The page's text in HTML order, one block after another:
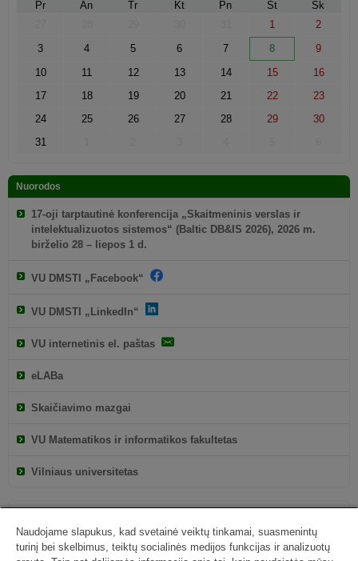
Pr
An Tr Kt Pn Št
Sk
1
2
3
4 5 6 7 8
9
10
11 12 13 14 15
16
17
18 19 20 21 22
23
24
25 26 27 28 29
30
31
Nuorodos
17-oji tarptautinė konferencija „Skaitmeninis verslas ir
intelektualizuotos sistemos“ (Baltic DB&IS 2026), 2026 m.
birželio 28 – liepos 1 d.
VU DMSTI „Facebook“
VU DMSTI „LinkedIn“
VU internetinis el. paštas
eLABa
Skaičiavimo mazgai
VU Matematikos ir informatikos fakultetas
Vilniaus universitetas
Naudojame slapukus, kad svetainė veiktų tinkamai, suasmenintų
turinį bei skelbimus, teiktų socialinės medijos funkcijas ir analizuotų